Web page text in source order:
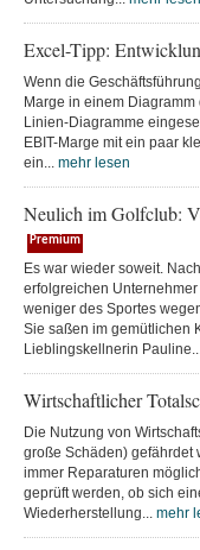
Excel-Tipp:
Wenn die
Marge in einem
Linien-Diagramme
EBIT-Marge mit ein paar
ein... mehr lesen
Neulich im Golfclub:
Premium
Es war wieder soweit.
erfolgreichen
weniger des Sportes
Sie saßen im gemütlichen
Lieblingskellnerin
Wirtschaftlicher
Die Nutzung von
große Schäden) gefährdet
immer Reparaturen
geprüft werden, ob sich
Wiederherstellung... mehr